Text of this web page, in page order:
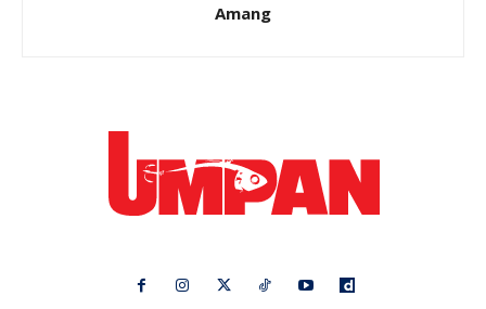
Amang